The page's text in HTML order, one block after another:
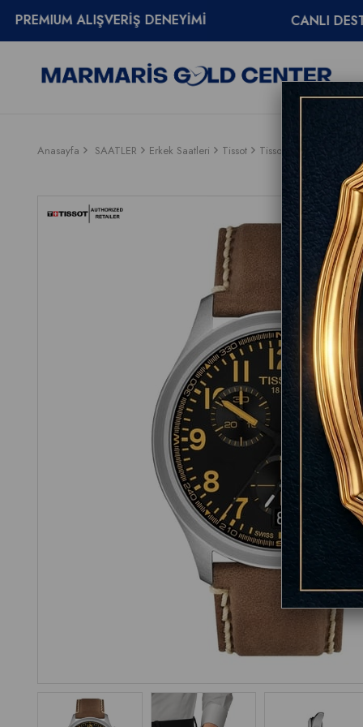
DENEYİMİ CANLI DESTEK
Anasayfa SAATLER Erkek Saatleri Tissot Tissot Chrono L